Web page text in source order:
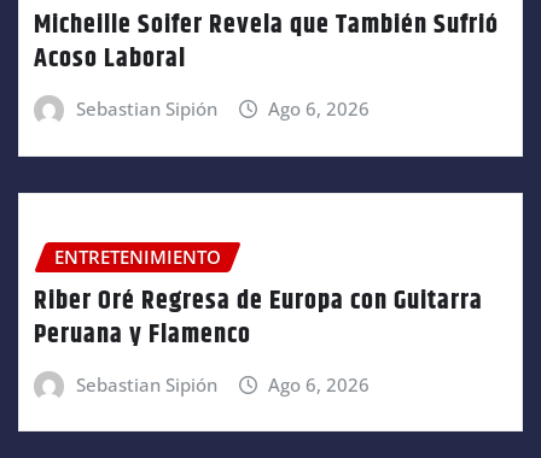
Micheille Soifer Revela que También Sufrió
Acoso Laboral
Sebastian Sipión Ago 6, 2026
ENTRETENIMIENTO
Riber Oré Regresa de Europa con Guitarra
Peruana y Flamenco
Sebastian Sipión Ago 6, 2026